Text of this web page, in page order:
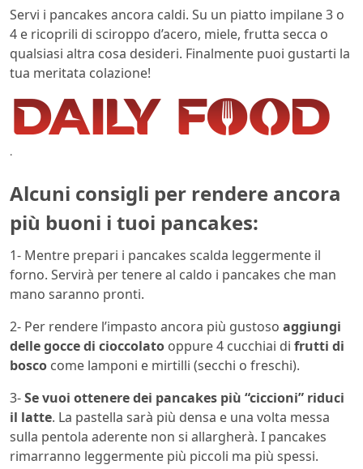
Servi i pancakes ancora caldi. Su un piatto impilane 3 o
4 e ricoprili di sciroppo d’acero, miele, frutta secca o
qualsiasi altra cosa desideri. Finalmente puoi gustarti la
tua meritata colazione!
.
Alcuni consigli per rendere ancora
più buoni i tuoi pancakes:
1- Mentre prepari i pancakes scalda leggermente il
forno. Servirà per tenere al caldo i pancakes che man
mano saranno pronti.
2- Per rendere l’impasto ancora più gustoso aggiungi
delle gocce di cioccolato oppure 4 cucchiai di frutti di
bosco come lamponi e mirtilli (secchi o freschi).
3-Se vuoi ottenere dei pancakes più “ciccioni” riduci
il latte. La pastella sarà più densa e una volta messa
sulla pentola aderente non si allargherà. I pancakes
rimarranno leggermente più piccoli ma più spessi.